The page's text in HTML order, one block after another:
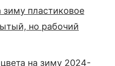
зиму пластиковое
но рабочий
на зиму 2024-